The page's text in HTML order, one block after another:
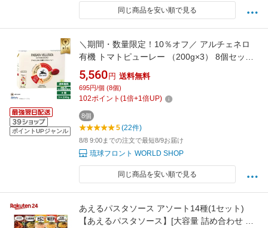
同じ商品を安い順で見る
ポイントUPジャンル
＼期間・数量限定！10％オフ／ アルチェネロ
有機 トマトピューレー （200g×3） 8個セット
裏ごし2倍濃縮 オーガニック 有機JAS トマトペ
ースト 保存料 着色料 無添加 不使用 紙パック
ベビーフード パスタ EU有機認定商品 まとめ買
5,560 円 送料無料
695円/個 (8個)
102ポイント (1倍+1倍UP)
8個
5(22件)
8/8 9:00までの注文で最短8/9お届け
琉球フロント WORLD SHOP
同じ商品を安い順で見る
あえるパスタソース アソート14種(1セット)
【あえるパスタソース】[大容量 詰め合わせ レ